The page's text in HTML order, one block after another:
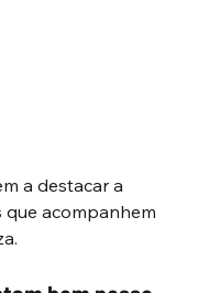
a destacar a
que acompanhem